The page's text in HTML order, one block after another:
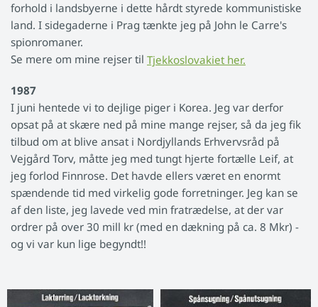
forhold i landsbyerne i dette hårdt styrede kommunistiske
land. I sidegaderne i Prag tænkte jeg på John le Carre's
spionromaner.
Se mere om mine rejser til Tjekkoslovakiet her.
1987
I juni hentede vi to dejlige piger i Korea. Jeg var derfor
opsat på at skære ned på mine mange rejser, så da jeg fik
tilbud om at blive ansat i Nordjyllands Erhvervsråd på
Vejgård Torv, måtte jeg med tungt hjerte fortælle Leif, at
jeg forlod Finnrose. Det havde ellers været en enormt
spændende tid med virkelig gode forretninger. Jeg kan se
af den liste, jeg lavede ved min fratrædelse, at der var
ordrer på over 30 mill kr (med en dækning på ca. 8 Mkr) -
og vi var kun lige begyndt!!